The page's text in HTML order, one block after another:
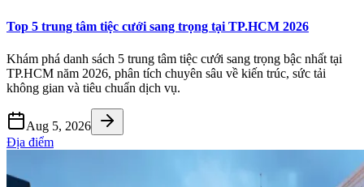
Top 5 trung tâm tiệc cưới sang trọng tại TP.HCM 2026
Khám phá danh sách 5 trung tâm tiệc cưới sang trọng bậc nhất tại
TP.HCM năm 2026, phân tích chuyên sâu về kiến trúc, sức tải
không gian và tiêu chuẩn dịch vụ.
Aug 5, 2026
Địa điểm